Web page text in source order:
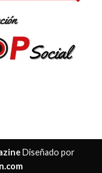
Diseñado por